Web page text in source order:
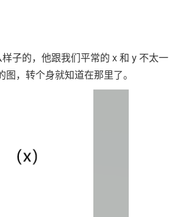
子的，他跟我们平常的 x 和 y 不太一
，转个身就知道在那里了。